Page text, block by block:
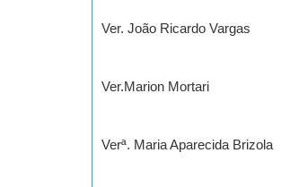
Ver. João Ricardo Vargas
Ver.Marion Mortari
Verª. Maria Aparecida Brizola